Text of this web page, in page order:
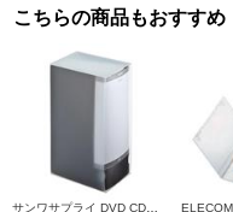
こちらの商品もおすすめ